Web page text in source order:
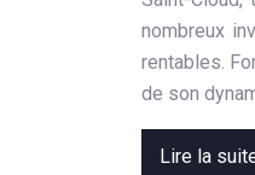
nombreux
rentables.
de son
Lire la